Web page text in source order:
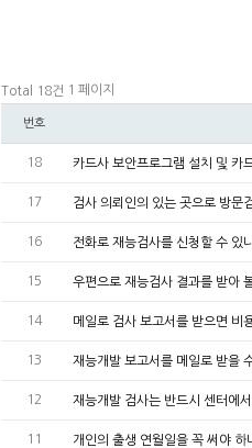
Total 18건 1 페이지
번호
18 카드사 보안프로그램 설치 및 카
17 검사 의뢰인의 있는 곳으로 방문
16 전화로 재능검사를 신청할 수 있
15 우편으로 재능검사 결과를 받아
14 메일로 검사 보고서를 받으면 비
13 재능개발 보고서를 메일로 받을
12 재능개발 검사는 반드시 센터에
11 개인의 출생 연월일을 꼭 써야 하